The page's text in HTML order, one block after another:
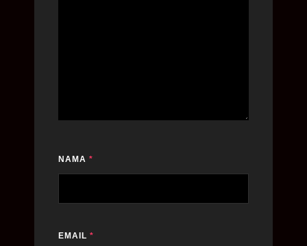
NAMA *
EMAIL *